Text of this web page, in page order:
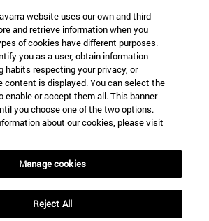
website uses our own and third-
and retrieve information when you
of cookies have different purposes.
you as a user, obtain information
habits respecting your privacy, or
content is displayed. You can select the
enable or accept them all. This banner
you choose one of the two options.
about our cookies, please visit
Manage cookies
Reject All